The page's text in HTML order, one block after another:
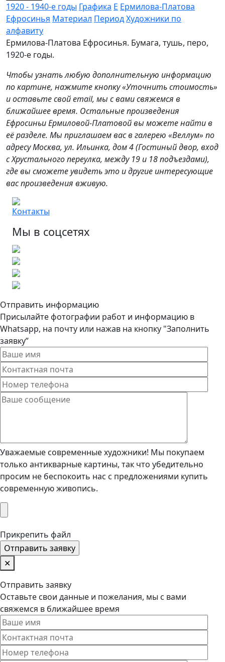
1920 - 1940-е годы Графика Е Ермилова-Платова
Ефросинья Материал ПериодХудожники по
алфавиту
Ермилова-Платова Ефросинья. Бумага, тушь, перо,
1920-е годы.
Чтобы узнать любую дополнительную информацию
по картине, нажмите кнопку «Уточнить стоимость»
и оставьте свой email, мы с вами свяжемся в
ближайшее время. Остальные произведения
Ефросиньи Ермиловой-Платовой вы можете найти в
её разделе. Мы приглашаем вас в галерею «Веллум» по
адресу Москва, ул. Ильинка, дом 4 (Гостиный двор, вход
с Хрустального переулка, между 19 и 18 подъездами),
где вы сможете увидеть это и другие интересующие
вас произведения вживую.
Контакты
Мы в соцсетях
Отправить информацию
Присылайте фотографии работ и информацию в
Whatsapp, на почту или нажав на кнопку "Заполнить
заявку”
Уважаемые современные художники! Мы покупаем
только антикварные картины, так что убедительно
просим не беспокоить нас с предложениями купить
современную живопись.
Прикрепить файл
✕
Отправить заявку
Оставьте свои данные и пожелания, мы с вами
свяжемся в ближайшее время